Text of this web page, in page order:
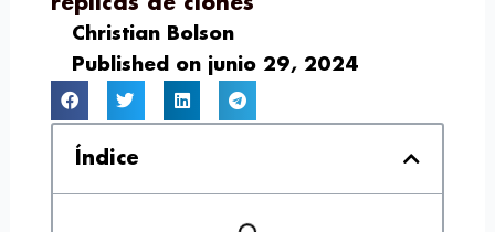
Christian Bolson
Published on junio 29, 2024
Índice